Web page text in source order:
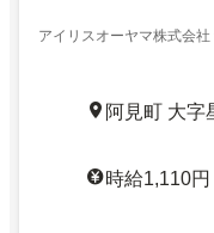
アイリスオーヤマ株式会
阿見町 大字
時給1,110円